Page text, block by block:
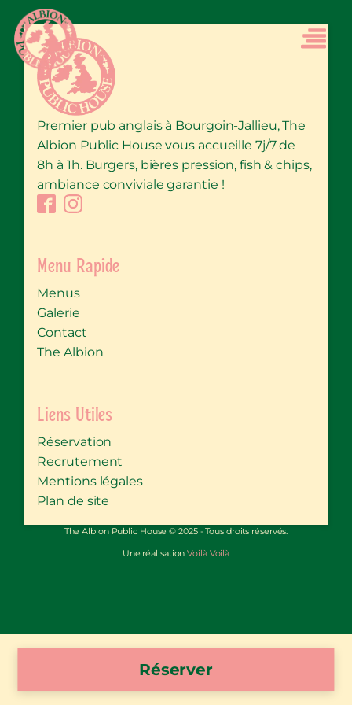
Premier pub anglais à Bourgoin-Jallieu, The
Albion Public House vous accueille 7j/7 de
8h à 1h. Burgers, bières pression, fish & chips,
ambiance conviviale garantie !
Menu Rapide
Menus
Galerie
Contact
The Albion
Liens Utiles
Réservation
Recrutement
Mentions légales
Plan de site
The Albion Public House © 2025 - Tous droits réservés.
Une réalisationVoilà Voilà
Réserver